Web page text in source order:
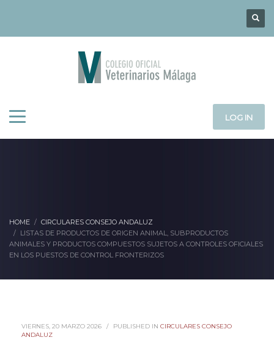
LOG IN
HOME
CIRCULARES CONSEJO ANDALUZ
LISTAS DE PRODUCTOS DE ORIGEN ANIMAL, SUBPRODUCTOS
ANIMALES Y PRODUCTOS COMPUESTOS SUJETOS A CONTROLES OFICIALES
EN LOS PUESTOS DE CONTROL FRONTERIZOS
VIERNES, 20 MARZO 2026 / PUBLISHED IN CIRCULARES CONSEJO
ANDALUZ